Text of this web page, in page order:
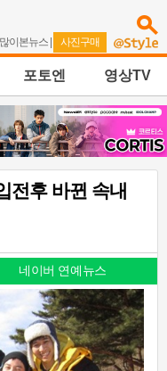
많이본뉴스 | 사진구매
포토엔 영상TV
전후 바뀐 속내
네이버 연예뉴스